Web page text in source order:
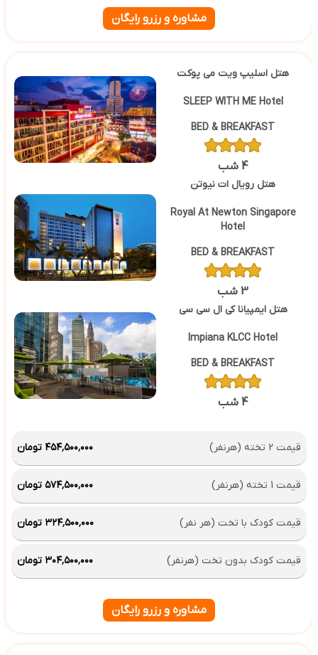
مشاوره و رزرو رایگان
هتل اسلیپ ویت می پوکت
SLEEP WITH ME Hotel
BED & BREAKFAST
4 شب
هتل رویال ات نیوتن
Royal At Newton Singapore
Hotel
BED & BREAKFAST
3 شب
هتل ایمپیانا کی ال سی سی
Impiana KLCC Hotel
BED & BREAKFAST
4 شب
قیمت 2 تخته (هرنفر) ۴۵۴٬۵۰۰٬۰۰۰ تومان
قیمت 1 تخته (هرنفر) ۵۷۴٬۵۰۰٬۰۰۰ تومان
قیمت کودک با تخت (هر نفر) ۳۲۴٬۵۰۰٬۰۰۰ تومان
قیمت کودک بدون تخت (هرنفر) ۳۰۴٬۵۰۰٬۰۰۰ تومان
مشاوره و رزرو رایگان